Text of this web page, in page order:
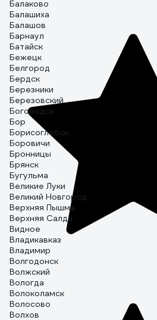
Балаково
Балашиха
Балашов
Барнаул
Батайск
Бежецк
Белгород
Бердск
Березники
Березовский
Богородск
Бор
Борисоглебск
Боровичи
Бронницы
Брянск
Бугульма
Великие Луки
Великий Новгород
Верхняя Пышма
Верхняя Салда
Видное
Владикавказ
Владимир
Волгодонск
Волжский
Вологда
Волоколамск
Волосово
Волхов